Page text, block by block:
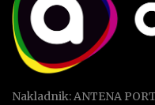
Nakladnik: ANTENA